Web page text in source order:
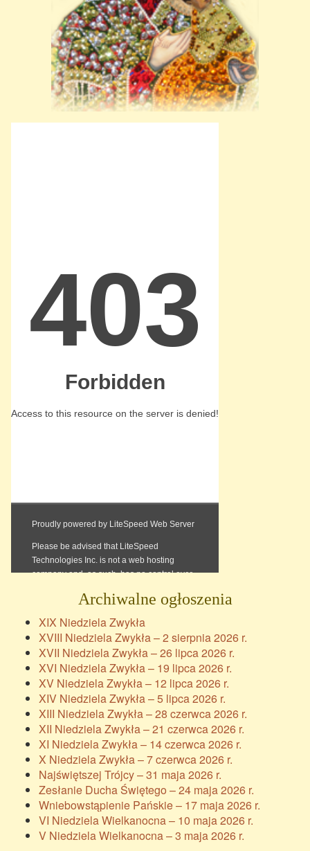
Archiwalne ogłoszenia
XIX Niedziela Zwykła
XVIII Niedziela Zwykła – 2 sierpnia 2026 r.
XVII Niedziela Zwykła – 26 lipca 2026 r.
XVI Niedziela Zwykła – 19 lipca 2026 r.
XV Niedziela Zwykła – 12 lipca 2026 r.
XIV Niedziela Zwykła – 5 lipca 2026 r.
XIII Niedziela Zwykła – 28 czerwca 2026 r.
XII Niedziela Zwykła – 21 czerwca 2026 r.
XI Niedziela Zwykła – 14 czerwca 2026 r.
X Niedziela Zwykła – 7 czerwca 2026 r.
Najświętszej Trójcy – 31 maja 2026 r.
Zesłanie Ducha Świętego – 24 maja 2026 r.
Wniebowstąpienie Pańskie – 17 maja 2026 r.
VI Niedziela Wielkanocna – 10 maja 2026 r.
V Niedziela Wielkanocna – 3 maja 2026 r.